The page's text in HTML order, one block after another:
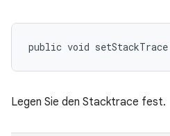
public void
Legen Sie den Stacktrace fest.